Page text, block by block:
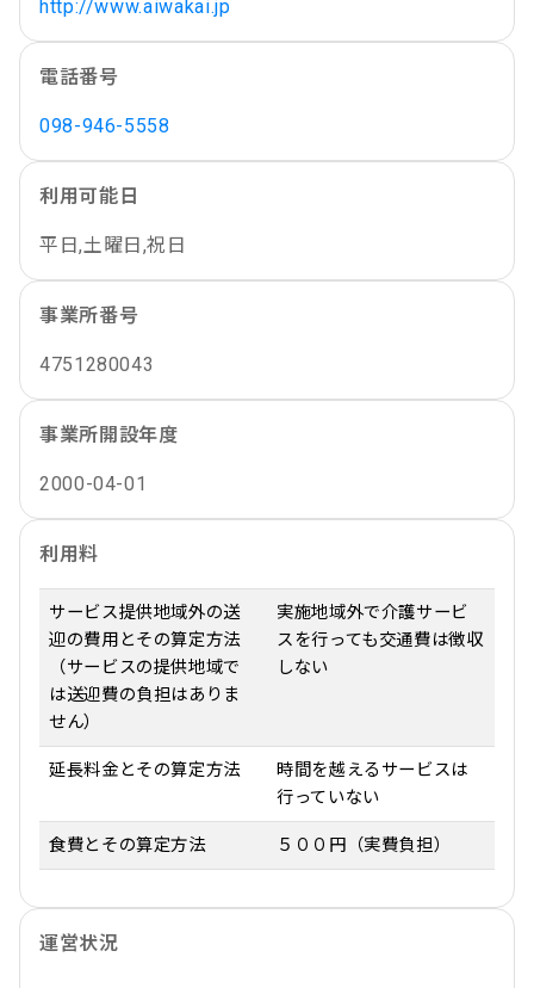
http://www.aiwakai.jp
電話番号
098-946-5558
利用可能日
平日,土曜日,祝日
事業所番号
4751280043
事業所開設年度
2000-04-01
利用料
サービス提供地域外の送
迎の費用とその算定方法
（サービスの提供地域で
は送迎費の負担はありま
せん）
実施地域外で介護サービ
スを行っても交通費は徴収
しない
延長料金とその算定方法
時間を越えるサービスは
行っていない
食費とその算定方法 ５００円（実費負担）
運営状況